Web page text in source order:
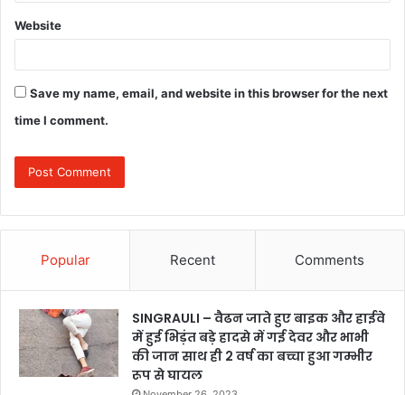
Website
Save my name, email, and website in this browser for the next
time I comment.
Popular Recent Comments
SINGRAULI – वैढन जाते हुए बाइक और हाईवे
में हुई भिड़ंत बड़े हादसे में गई देवर और भाभी
की जान साथ ही 2 वर्ष का बच्चा हुआ गम्भीर
रूप से घायल